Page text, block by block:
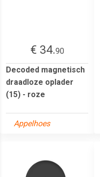
€ 34.90
Decoded magnetisch
draadloze oplader
(15) - roze
Appelhoes